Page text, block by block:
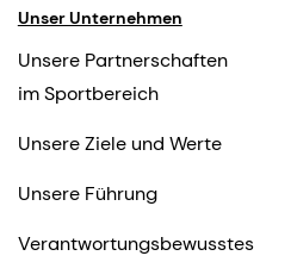
Unser Unternehmen
Unsere Partnerschaften
im Sportbereich
Unsere Ziele und Werte
Unsere Führung
Verantwortungsbewusstes